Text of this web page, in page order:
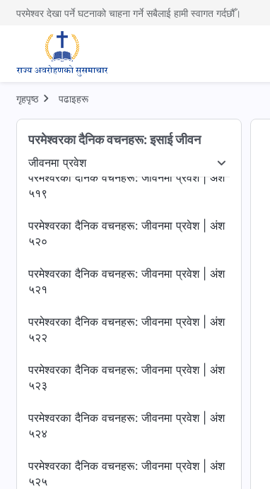
परमेश्वर देखा पर्ने घटनाको चाहना गर्ने सबैलाई हामी स्वागत गर्दछौँ।
गृहपृष्ठ पढाइहरू
परमेश्‍वरका दैनिक वचनहरू: इसाई जीवन
जीवनमा प्रवेश
गर्नु जीवनमा प्रवेश गन्तव्य र परिणामहरू
परमेश्‍वरका दैनिक वचनहरू: जीवनमा प्रवेश | अंश
५१६
५१७
परमेश्‍वरका दैनिक वचनहरू: जीवनमा प्रवेश | अंश
५१८
परमेश्‍वरका दैनिक वचनहरू: जीवनमा प्रवेश | अंश
५१९
परमेश्‍वरका दैनिक वचनहरू: जीवनमा प्रवेश | अंश
५२०
परमेश्‍वरका दैनिक वचनहरू: जीवनमा प्रवेश | अंश
५२१
परमेश्‍वरका दैनिक वचनहरू: जीवनमा प्रवेश | अंश
५२२
परमेश्‍वरका दैनिक वचनहरू: जीवनमा प्रवेश | अंश
५२३
परमेश्‍वरका दैनिक वचनहरू: जीवनमा प्रवेश | अंश
५२४
परमेश्‍वरका दैनिक वचनहरू: जीवनमा प्रवेश | अंश
५२५